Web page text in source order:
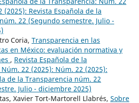
(2025): Revista Española de la
22 (Segundo semestre. Julio -
Coria, Transparencia en las
en México: evaluación normativa y
, Revista Española de la
22 (2025): Núm. 22 (2025):
de la Transparencia núm. 22
Julio - diciembre 2025)
Xavier Tort-Martorell Llabrés, Sobre